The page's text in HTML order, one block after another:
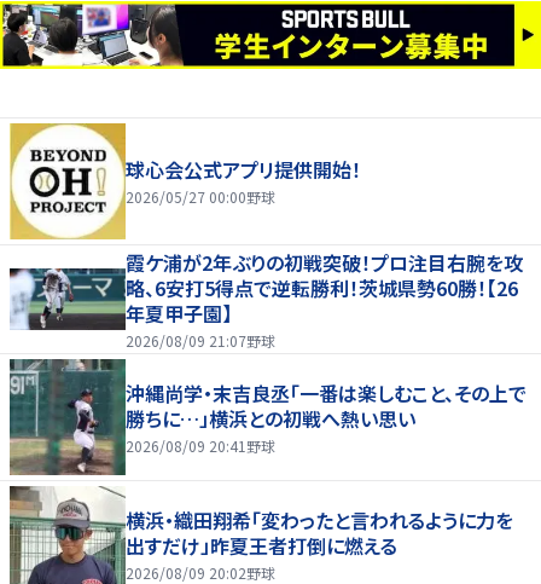
球心会公式アプリ提供開始！
2026/05/27 00:00野球
霞ケ浦が2年ぶりの初戦突破！プロ注目右腕を攻
略、6安打5得点で逆転勝利！茨城県勢60勝！【26
年夏甲子園】
2026/08/09 21:07野球
沖縄尚学・末吉良丞「一番は楽しむこと、その上で
勝ちに…」横浜との初戦へ熱い思い
2026/08/09 20:41 野球
横浜・織田翔希「変わったと言われるように力を
出すだけ」昨夏王者打倒に燃える
2026/08/09 20:02野球